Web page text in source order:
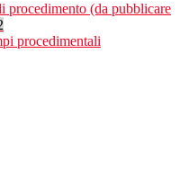
procedimento (da pubblicare
procedimentali